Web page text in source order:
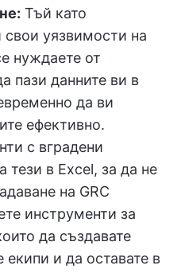
Тъй като
свои уязвимости на
нуждаете от
пази данните ви в
да ви
ефективно.
с вградени
тези в Excel, за да не
на GRC
инструменти за
да създавате
екипи и да оставате в